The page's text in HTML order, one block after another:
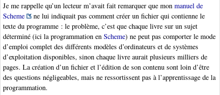
Je me rappelle qu’un lecteur m’avait fait remarquer que mon manuel de
Scheme
ne lui indiquait pas comment créer un fichier qui contienne le
texte du programme : le problème, c’est que chaque livre sur un sujet
déterminé (ici la programmation en Scheme) ne peut pas comporter le mode
d’emploi complet des différents modèles d’ordinateurs et de systèmes
d’exploitation disponibles, sinon chaque livre aurait plusieurs milliers de
pages. La création d’un fichier et l’édition de son contenu sont loin d’être
des questions négligeables, mais ne ressortissent pas à l’apprentissage de la
programmation.